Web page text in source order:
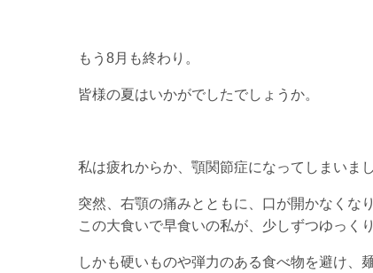
もう8月も終わり。
皆様の夏はいかがでしたでしょうか。
私は疲れからか、顎関節症になってしまいまし
突然、右顎の痛みとともに、口が開かなくな
この大食いで早食いの私が、少しずつゆっく
しかも硬いものや弾力のある食べ物を避け、